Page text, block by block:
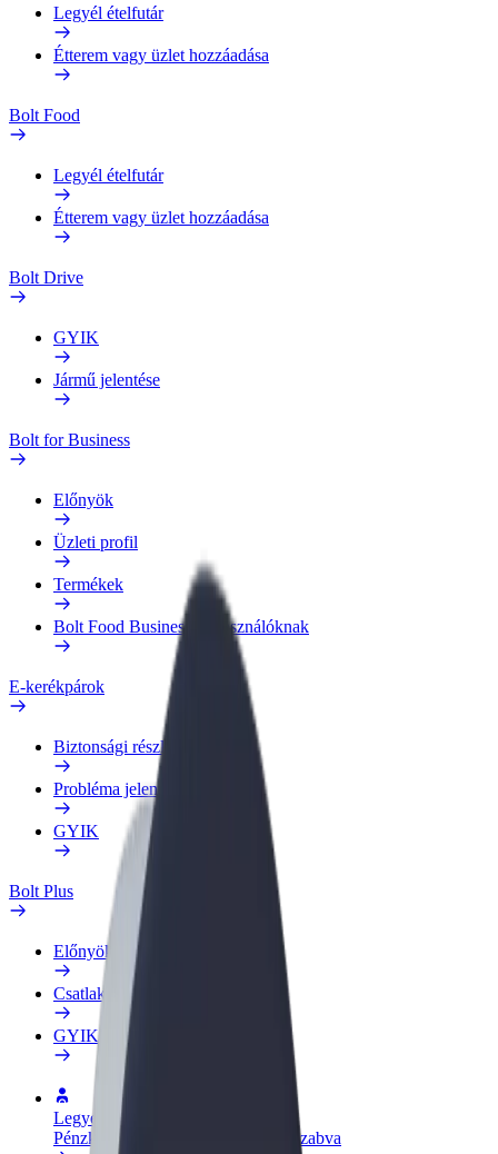
Legyél ételfutár
Étterem vagy üzlet hozzáadása
Bolt Food
Legyél ételfutár
Étterem vagy üzlet hozzáadása
Bolt Drive
GYIK
Jármű jelentése
Bolt for Business
Előnyök
Üzleti profil
Termékek
Bolt Food Business felhasználóknak
E-kerékpárok
Biztonsági részleg
Probléma jelentése
GYIK
Bolt Plus
Előnyök
Csatlakozás
GYIK
Legyél sofőr
Pénzkereseti lehetőség igényeidre szabva